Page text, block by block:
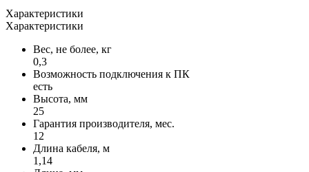
Характеристики
Характеристики
Вес, не более, кг
0,3
Возможность подключения к ПК
есть
Высота, мм
25
Гарантия производителя, мес.
12
Длина кабеля, м
1,14